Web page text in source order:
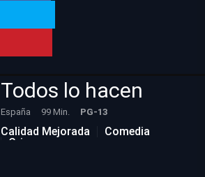
Todos lo hacen
España 99 Min. PG-13
Calidad Mejorada
Comedia
Crimen